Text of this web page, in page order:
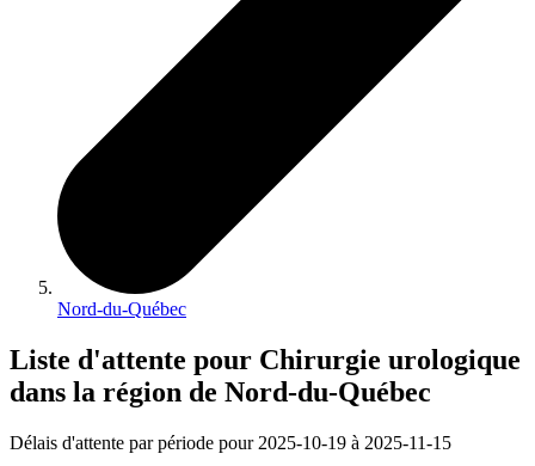
Nord-du-Québec
Liste d'attente pour Chirurgie urologique
dans la région de Nord-du-Québec
Délais d'attente par période pour 2025-10-19 à 2025-11-15